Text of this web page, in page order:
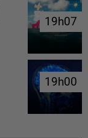
19h07
19h07
19h00
19h00